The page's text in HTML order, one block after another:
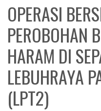
OPERASI
PEROBOHAN
HARAM DI
LEBUHRAYA
(LPT2)